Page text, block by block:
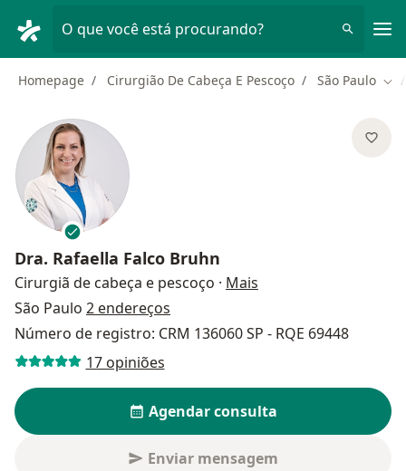
O que você está procurando?
Homepage Cirurgião De Cabeça E Pescoço São Paulo
Dra. Rafaella Falco Bruhn
Cirurgiã de cabeça e pescoço · Mais
São Paulo 2 endereços
Número de registro: CRM 136060 SP - RQE 69448
17 opiniões
Agendar consulta
Enviar mensagem